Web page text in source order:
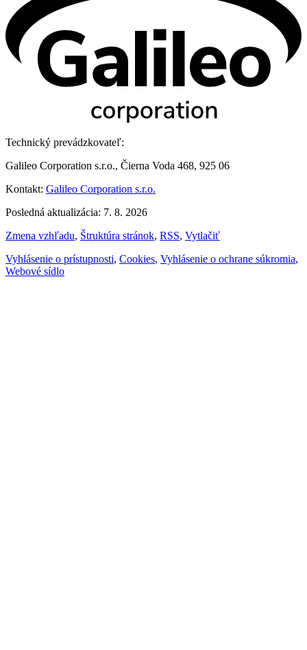
Technický prevádzkovateľ:
Galileo Corporation s.r.o., Čierna Voda 468, 925 06
Kontakt: Galileo Corporation s.r.o.
Posledná aktualizácia: 7. 8. 2026
Zmena vzhľadu, Štruktúra stránok, RSS, Vytlačiť
Vyhlásenie o prístupnosti, Cookies, Vyhlásenie o ochrane súkromia,
Webové sídlo